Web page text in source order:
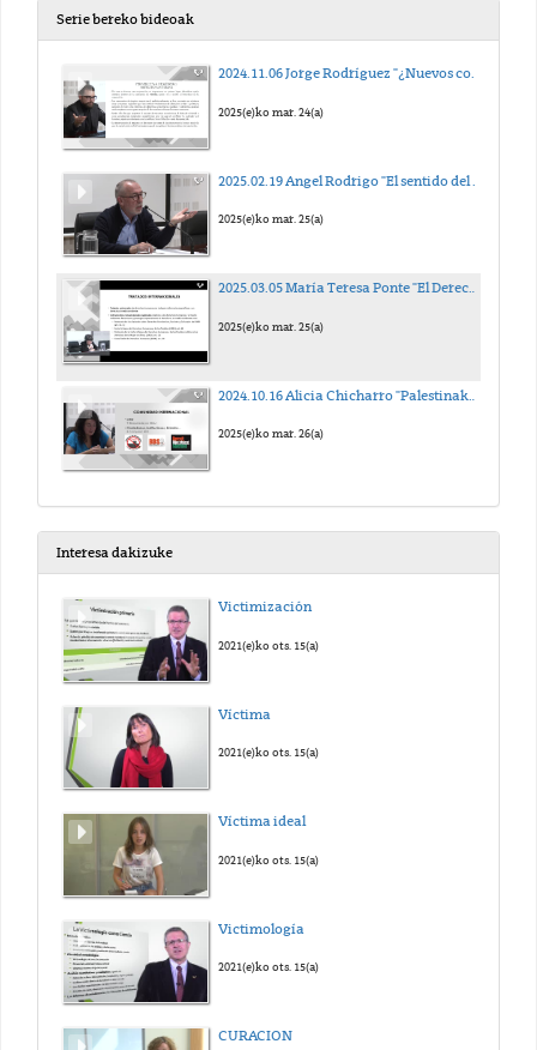
Serie bereko bideoak
2024.11.06 Jorge Rodríguez "¿Nuevos contextos, pero mismo contenido? Revisitando la justicia transicional y el derecho internacional de los derechos humanos ante nuevos y viejos escenarios postconflicto"
2025(e)ko mar. 24(a)
2025(e)ko mar. 25(a)
2025.03.05 María Teresa Ponte "El Derecho humano a un medio ambiente sano y sostenible"
2025(e)ko mar. 25(a)
2025(e)ko mar. 26(a)
Interesa dakizuke
Victimización
2021(e)ko ots. 15(a)
Víctima
2021(e)ko ots. 15(a)
Víctima ideal
2021(e)ko ots. 15(a)
Victimología
2021(e)ko ots. 15(a)
CURACION